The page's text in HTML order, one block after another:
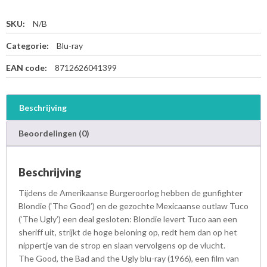
SKU: N/B
Categorie: Blu-ray
EAN code: 8712626041399
Beschrijving
Beoordelingen (0)
Beschrijving
Tijdens de Amerikaanse Burgeroorlog hebben de gunfighter
Blondie (‘The Good’) en de gezochte Mexicaanse outlaw Tuco
(‘The Ugly’) een deal gesloten: Blondie levert Tuco aan een
sheriff uit, strijkt de hoge beloning op, redt hem dan op het
nippertje van de strop en slaan vervolgens op de vlucht.
The Good, the Bad and the Ugly blu-ray (1966), een film van